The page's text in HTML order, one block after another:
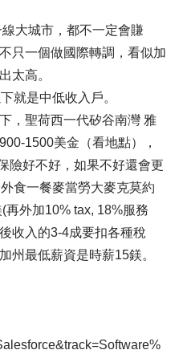
大城市，都不一定會賺
只一個做國際轉調，看似加
太高。
就是中低收入戶。
，聖荷西一代矽谷南灣 雅
1500美金（看地點），
險好不好，如果不好還會更
食一餐麥當勞大麥克莫約
再外加10% tax, 18%服務
收入的3-4成要扣各種稅
州最低薪資是時薪15鎂。